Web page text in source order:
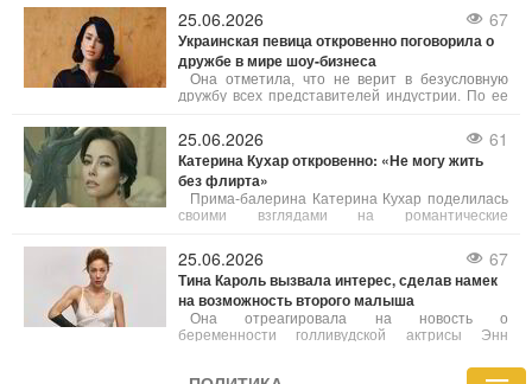
на его футбольных матчах, а также
контролирует ремонт и обустройство семейного
дома, который они готовят к появлению второго
ребенка.
25.06.2026 67
Украинская певица откровенно поговорила о
дружбе в мире шоу-бизнеса
Она отметила, что не верит в безусловную
дружбу всех представителей индустрии. По ее
много взаимного уважения, поддержки и
коммуникации, но далеко не все хорошие
отношения можно назвать настоящей дружбой.
Артисты могут совещаться друг с другом,
делиться опытом и даже часто общаться,
однако доверие на уровне готовности
25.06.2026 61
Катерина Кухар откровенно: «Не могу жить
без флирта»
Прима-балерина Катерина Кухар поделилась
своими взглядами на романтические
мужчинах сегодня могут привлечь её внимание.
25.06.2026 67
Тина Кароль вызвала интерес, сделав намек
на возможность второго малыша
Она отреагировала на новость о
беременности голливудской актрисы Энн
дискуссии о позднем материнстве среди